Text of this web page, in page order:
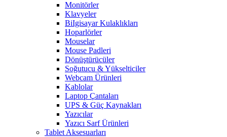
Monitörler
Klavyeler
BiIgisayar Kulaklıkları
Hoparlörler
Mouselar
Mouse Padleri
Dönüştürücüler
Soğutucu & Yükselticiler
Webcam Ürünleri
Kablolar
Laptop Çantaları
UPS & Güç Kaynakları
Yazıcılar
Yazıcı Sarf Ürünleri
Tablet Aksesuarları